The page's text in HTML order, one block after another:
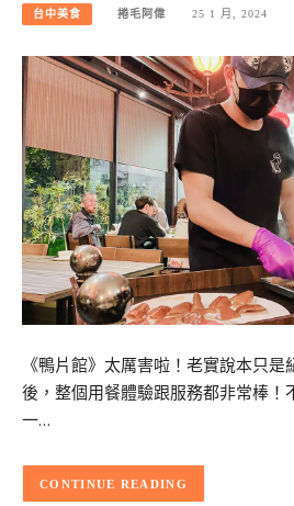
台中美食 捲毛阿偉 25 1 月, 2024
《鴨片館》太厲害啦！老實說本只
後，整個用餐體驗跟服務都非常棒！
一…
CONTINUE READING